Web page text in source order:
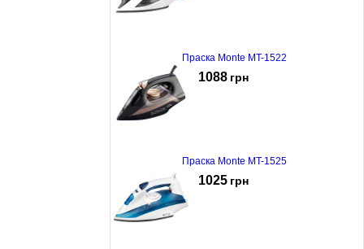
Праска Monte MT-1522
1088 грн
Праска Monte MT-1525
1025 грн